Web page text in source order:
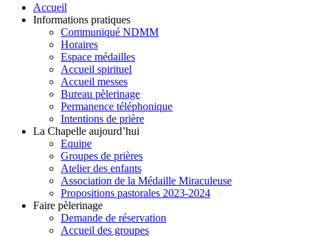
Accueil
Informations pratiques
Communiqué NDMM
Horaires
Espace médailles
Accueil spirituel
Accueil messes
Bureau pèlerinage
Permanence téléphonique
Intentions de prière
La Chapelle aujourd’hui
Equipe
Groupes de prières
Atelier des enfants
Association de la Médaille Miraculeuse
Propositions pastorales 2023-2024
Faire pèlerinage
Demande de réservation
Accueil des groupes